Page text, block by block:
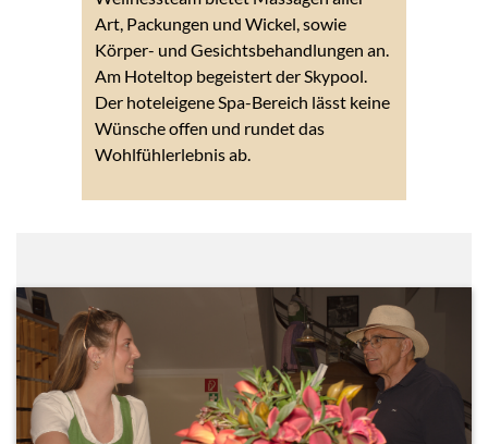
Art, Packungen und Wickel, sowie
Körper- und Gesichtsbehandlungen an.
Am Hoteltop begeistert der Skypool.
Der hoteleigene Spa-Bereich lässt keine
Wünsche offen und rundet das
Wohlfühlerlebnis ab.